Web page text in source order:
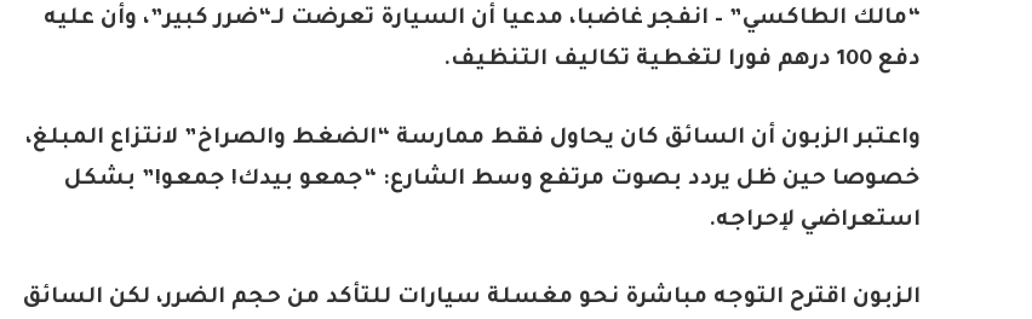
“مالك الطاكسي” – انفجر غاضبا، مدعيا أن السيارة تعرضت لـ“ضرر كبير”، وأن عليه
دفع 100 درهم فورا لتغطية تكاليف التنظيف.
واعتبر الزبون أن السائق كان يحاول فقط ممارسة “الضغط والصراخ” لانتزاع المبلغ،
خصوصا حين ظل يردد بصوت مرتفع وسط الشارع: “جمعو بيدك! جمعو!” بشكل
استعراضي لإحراجه.
الزبون اقترح التوجه مباشرة نحو مغسلة سيارات للتأكد من حجم الضرر، لكن السائق